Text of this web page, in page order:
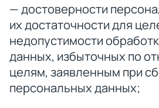
— достоверности
их достаточности для
недопустимости
данных, избыточных по
целям, заявленным при
персональных данных;